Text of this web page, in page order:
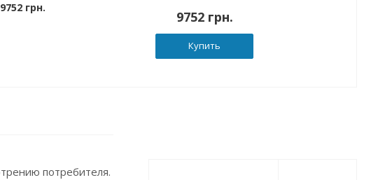
9752 грн.
9752 грн.
Купить
потребителя.